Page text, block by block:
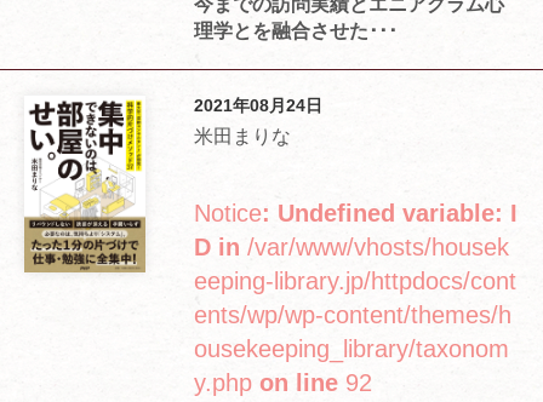
今までの訪問実績とエニアグラム心
理学とを融合させた･･･
2021年08月24日
米田まりな
Notice: Undefined variable: I
D in /var/www/vhosts/housek
eeping-library.jp/httpdocs/cont
ents/wp/wp-content/themes/h
ousekeeping_library/taxonom
y.php on line 92